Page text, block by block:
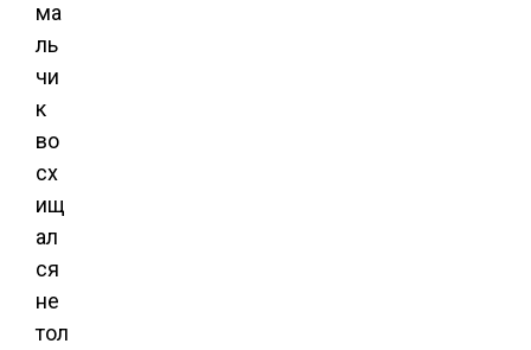
ма
ль
чи
к
во
сх
ищ
ал
ся
не
тол